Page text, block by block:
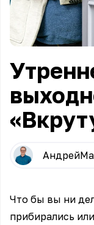
Андрей
Что бы вы ни
прибирались